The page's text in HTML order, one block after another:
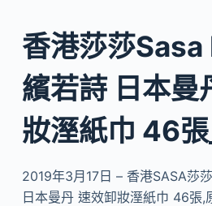
香港莎莎
繽若詩 日本曼
妝溼紙巾 46
2019年3月17日 – 香港SASA莎
日本曼丹 速效卸妝溼紙巾 46張,